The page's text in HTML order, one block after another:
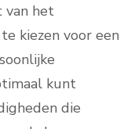
van het
kiezen voor een
kunt
die